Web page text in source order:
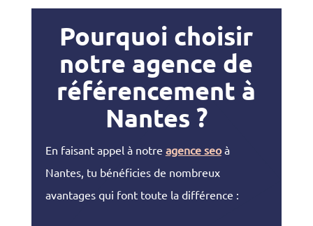
Pourquoi choisir
notre agence de
référencement à
Nantes ?
En faisant appel à notre agence seoà
Nantes, tu bénéficies de nombreux
avantages qui font toute la différence :